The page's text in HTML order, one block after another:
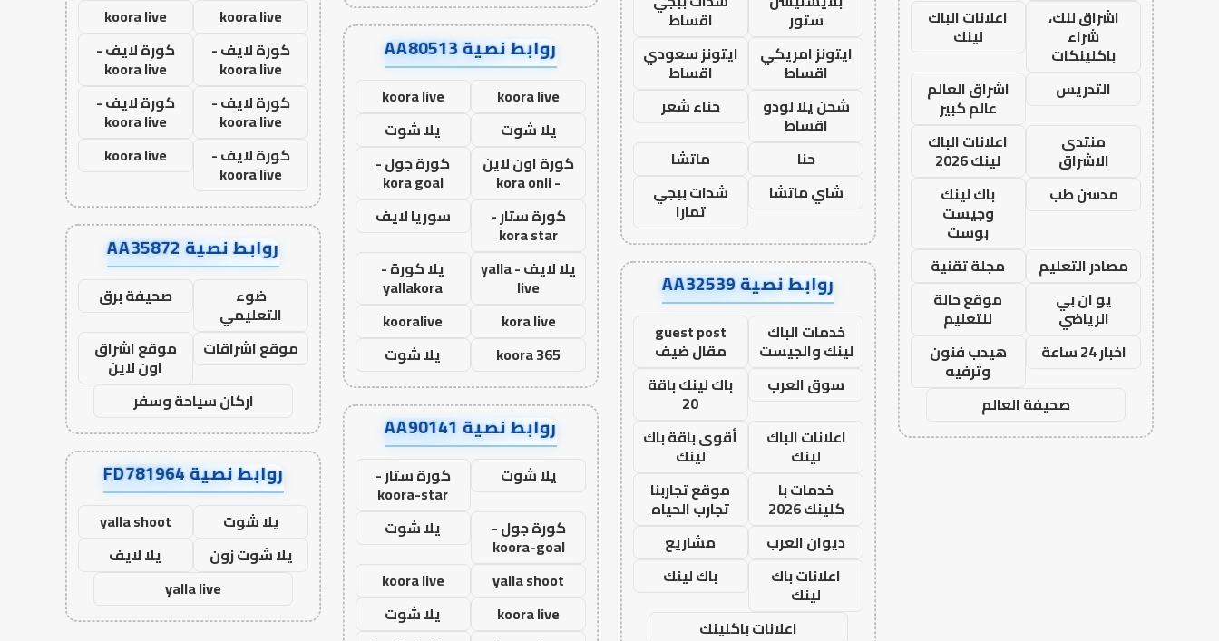
اشراق لنك،
شراء
باكلينكات
اعلانات الباك
لينك
التدريس
اشراق العالم
عالم كبير
منتدى
الاشراق
اعلانات الباك
لينك 2026
مدسن طب
باك لينك
وجيست
بوست
مصادر التعليم
مجلة تقنية
يو ان بي
الرياضي
موقع حالة
للتعليم
اخبار 24 ساعة
هيدب فنون
وترفيه
صحيفة العالم
ستور
اقساط
ايتونز امريكي
اقساط
ايتونز سعودي
اقساط
شحن يلا لودو
اقساط
حناء شعر
حنا
ماتشا
شاي ماتشا
شدات ببجي
تمارا
روابط نصية AA32539
خدمات الباك
لينك والجيست
guest post
مقال ضيف
سوق العرب
باك لينك باقة
20
اعلانات الباك
لينك
أقوى باقة باك
لينك
خدمات با
كلينك 2026
موقع تجاربنا
تجارب الحياه
ديوان العرب
مشاريع
اعلانات باك
لينك
باك لينك
اعلانات باكلينك
روابط نصية AA80513
koora live
koora live
يلا شوت
يلا شوت
كورة اون لاين
- kora onli
كورة جول -
kora goal
كورة ستار -
kora star
سوريا لايف
يلا لايف - yalla
live
يلا كورة -
yallakora
kora live
kooralive
koora 365
يلا شوت
روابط نصية AA90141
يلا شوت كورة ستار -
koora-star
كورة جول -
koora-goal
يلا شوت
yalla shoot
koora live
koora live
يلا شوت
koora live
koora live
كورة لايف -
koora live
كورة لايف -
koora live
كورة لايف -
koora live
كورة لايف -
koora live
كورة لايف -
koora live
koora live
روابط نصية AA35872
ضوء
التعليمي
صحيفة برق
موقع اشراقات
موقع اشراق
اون لاين
اركان سياحة وسفر
روابط نصية FD781964
يلا شوت
yalla shoot
يلا شوت زون
يلا لايف
yalla live